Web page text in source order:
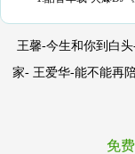
王馨-今生和你到白
家- 王爱华-能不能再
免